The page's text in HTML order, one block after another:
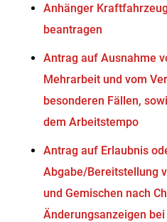
Anhänger
beantragen
Antrag auf Ausnahme
Mehrarbeit und vom
besonderen Fällen,
dem Arbeitstempo
Antrag auf Erlaubnis
Abgabe/Bereitstellung
und Gemischen nach
Änderungsanzeigen